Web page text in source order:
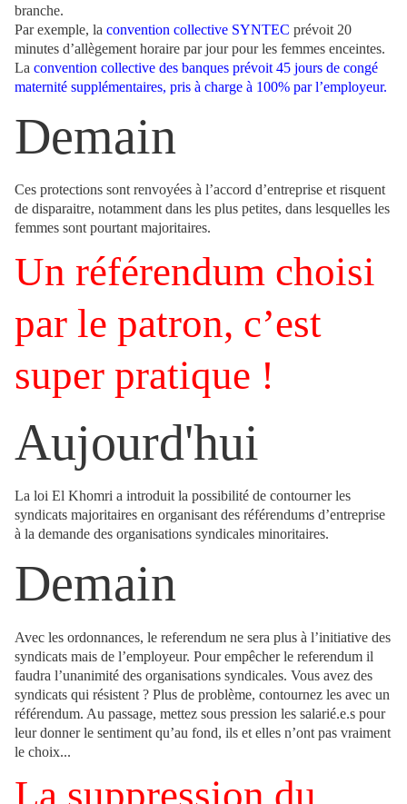
branche.
Par exemple, la convention collective SYNTEC prévoit 20
minutes d’allègement horaire par jour pour les femmes enceintes.
La convention collective des banques prévoit 45 jours de congé
maternité supplémentaires, pris à charge à 100% par l’employeur.
Demain
Ces protections sont renvoyées à l’accord d’entreprise et risquent
de disparaitre, notamment dans les plus petites, dans lesquelles les
femmes sont pourtant majoritaires.
Un référendum choisi
par le patron, c’est
super pratique !
Aujourd'hui
La loi El Khomri a introduit la possibilité de contourner les
syndicats majoritaires en organisant des référendums d’entreprise
à la demande des organisations syndicales minoritaires.
Demain
Avec les ordonnances, le referendum ne sera plus à l’initiative des
syndicats mais de l’employeur. Pour empêcher le referendum il
faudra l’unanimité des organisations syndicales. Vous avez des
syndicats qui résistent ? Plus de problème, contournez les avec un
référendum. Au passage, mettez sous pression les salarié.e.s pour
leur donner le sentiment qu’au fond, ils et elles n’ont pas vraiment
le choix...